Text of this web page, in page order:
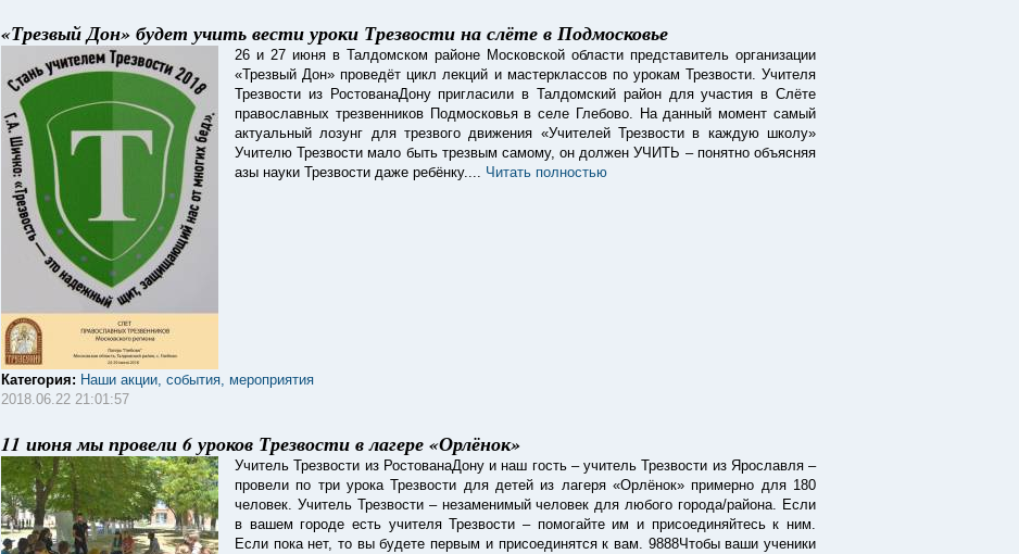
«Трезвый Дон» будет учить вести уроки Трезвости на слёте в Подмосковье
26 и 27 июня в Талдомском районе Московской области представитель организации
«Трезвый Дон» проведёт цикл лекций и мастерклассов по урокам Трезвости. Учителя
Трезвости из РостованаДону пригласили в Талдомский район для участия в Слёте
православных трезвенников Подмосковья в селе Глебово. На данный момент самый
актуальный лозунг для трезвого движения «Учителей Трезвости в каждую школу»
Учителю Трезвости мало быть трезвым самому, он должен УЧИТЬ – понятно объясняя
азы науки Трезвости даже ребёнку.... Читать полностью
Категория: Наши акции, события, мероприятия
2018.06.22 21:01:57
11 июня мы провели 6 уроков Трезвости в лагере «Орлёнок»
Учитель Трезвости из РостованаДону и наш гость – учитель Трезвости из Ярославля –
провели по три урока Трезвости для детей из лагеря «Орлёнок» примерно для 180
человек. Учитель Трезвости – незаменимый человек для любого города/района. Если
в вашем городе есть учителя Трезвости – помогайте им и присоединяйтесь к ним.
Если пока нет, то вы будете первым и присоединятся к вам. 9888Чтобы ваши ученики